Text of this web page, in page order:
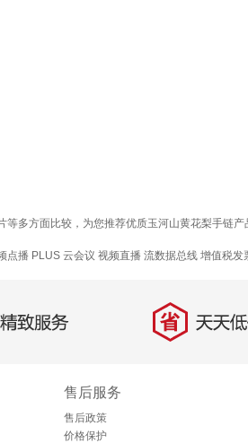
多方面比较，为您推荐优质玉河山黄花梨手链
点播 PLUS 云会议 视频直播 流数据总线 增值税发
服务 省 天天低价
售后服务
售后政策
价格保护